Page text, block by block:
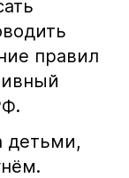
правил
детьми,